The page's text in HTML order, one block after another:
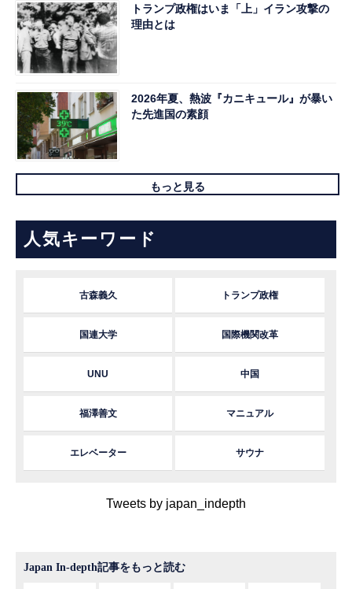
トランプ政権はいま「上」イラン攻撃の
理由とは
2026年夏、熱波『カニキュール』が暴い
た先進国の素顔
もっと見る
人気キーワード
古森義久 トランプ政権
国連大学 国際機関改革
UNU 中国
福澤善文 マニュアル
エレベーター サウナ
Tweets by japan_indepth
Japan In-depth記事をもっと読む